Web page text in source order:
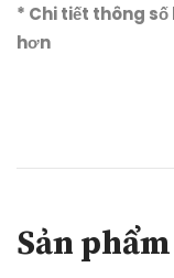
* Chi tiết thông số
hơn
Sản